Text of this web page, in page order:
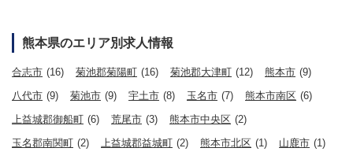
熊本県のエリア別求人情報
合志市 (16) 菊池郡菊陽町 (16) 菊池郡大津町 (12) 熊本市 (9)
八代市 (9) 菊池市 (9) 宇土市 (8) 玉名市 (7) 熊本市南区 (6)
上益城郡御船町 (6) 荒尾市 (3) 熊本市中央区 (2)
玉名郡南関町 (2) 上益城郡益城町 (2) 熊本市北区 (1) 山鹿市 (1)